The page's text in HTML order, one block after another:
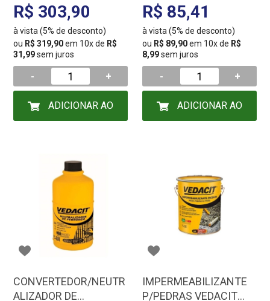
R$ 303,90
à vista (5% de desconto)
ou R$ 319,90em 10x de R$
31,99sem juros
- +
R$ 85,41
à vista (5% de desconto)
ou R$ 89,90em 10x de R$
8,99sem juros
- +
CONVERTEDOR/NEUTR
ALIZADOR DE
IMPERMEABILIZANTE
P/PEDRAS VEDACIT